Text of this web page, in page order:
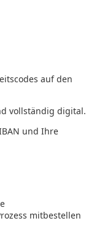
auf den
vollständig digital.
und Ihre
mitbestellen